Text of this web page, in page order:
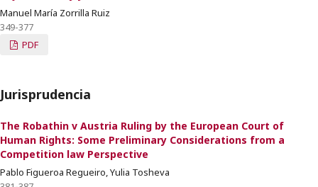
Manuel María Zorrilla Ruiz
349-377
PDF
Jurisprudencia
The Robathin v Austria Ruling by the European Court of
Human Rights: Some Preliminary Considerations from a
Competition law Perspective
Pablo Figueroa Regueiro, Yulia Tosheva